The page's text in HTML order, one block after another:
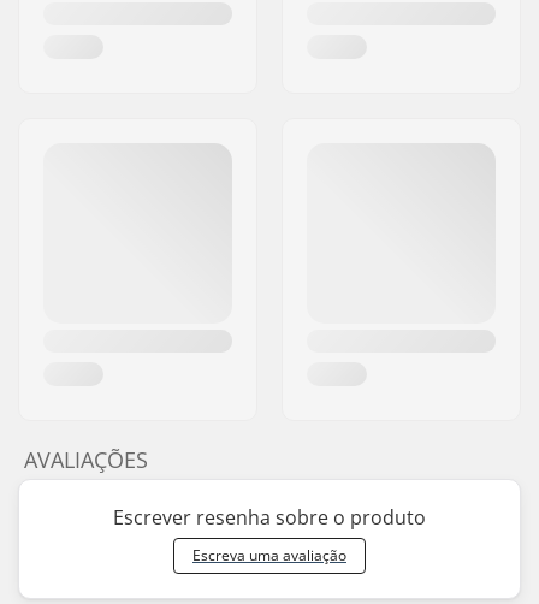
AVALIAÇÕES
Escrever resenha sobre o produto
Escreva uma avaliação